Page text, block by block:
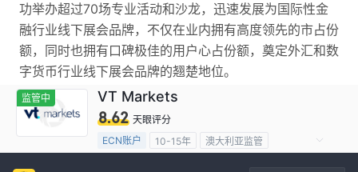
功举办超过70场专业活动和沙龙，迅速发展为国际性金
融行业线下展会品牌，不仅在业内拥有高度领先的市占份
额，同时也拥有口碑极佳的用户心占份额，奠定外汇和数
字货币行业线下展会品牌的翘楚地位。
监管中 VT Markets
8.62 天眼评分
ECN账户
10-15年
澳大利亚监管